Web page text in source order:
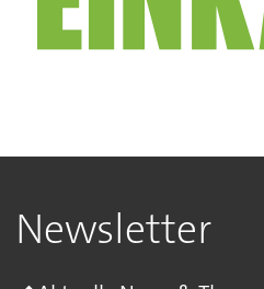
Newsletter